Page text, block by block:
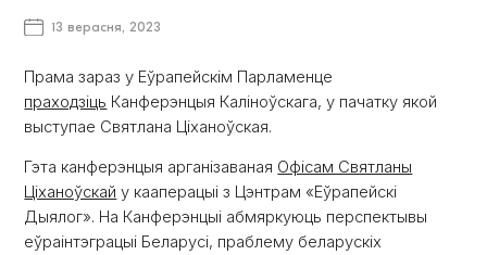
13 верасня, 2023
Прама зараз у Еўрапейскім Парламенце
праходзіць Канферэнцыя Каліноўскага, у пачатку якой
выступае Святлана Ціханоўская.
Гэта канферэнцыя арганізаваная Офісам Святланы
Ціханоўскай у кааперацыі з Цэнтрам «Еўрапейскі
Дыялог». На Канферэнцыі абмяркуюць перспектывы
еўраінтэграцыі Беларусі, праблему беларускіх